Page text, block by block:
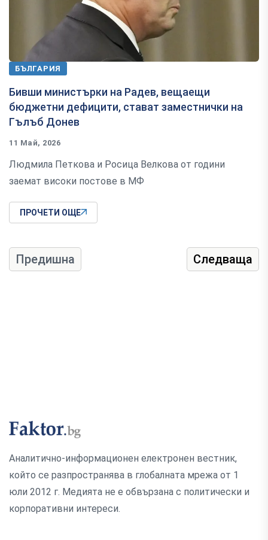
БЪЛГАРИЯ
Бивши министърки на Радев, вещаещи
бюджетни дефицити, стават заместнички на
Гълъб Донев
11 Май, 2026
Людмила Петкова и Росица Велкова от години
заемат високи постове в МФ
ПРОЧЕТИ ОЩЕ
Предишна Следваща
Аналитично-информационен електронен вестник,
който се разпространява в глобалната мрежа от 1
юли 2012 г. Медията не е обвързана с политически и
корпоративни интереси.